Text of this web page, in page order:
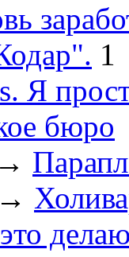
1
Я
бюро
→
→